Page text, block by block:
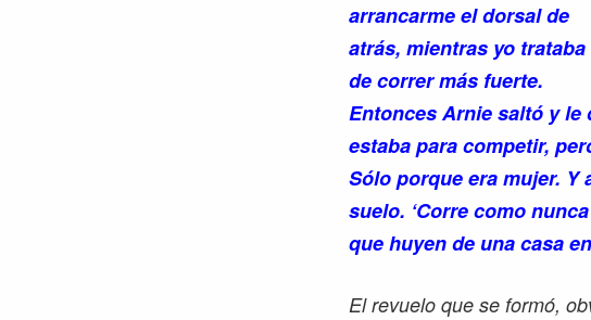
arrancarme el dorsal de
atrás, mientras yo trataba
de correr más fuerte.
Entonces Arnie saltó y le
estaba para competir,
Sólo porque era mujer. Y
suelo. ‘Corre como
que huyen de una casa
El revuelo que se formó,